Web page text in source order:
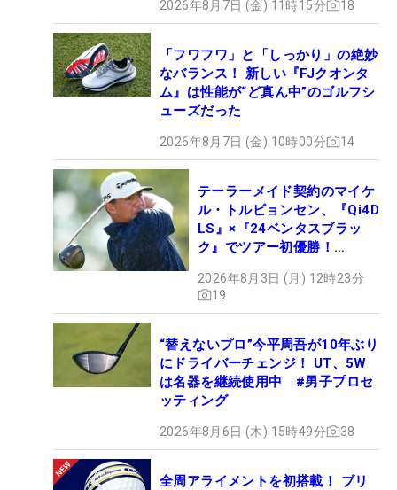
2026年8月7日 (金) 11時15分 18
「フワフワ」と「しっかり」の絶妙
なバランス！ 新しい『FJクオンタ
ム』は性能が“ど真ん中”のゴルフシ
ューズだった
2026年8月7日 (金) 10時00分 14
テーラーメイド契約のマイケ
ル・トルビョンセン、『Qi4D
LS』×『24ベンタスブラッ
ク』でツアー初優勝！
2026年8月3日 (月) 12時23分
19
“替えないプロ”今平周吾が10年ぶり
にドライバーチェンジ！ UT、5W
は名器を継続使用中 #男子プロセ
ッティング
2026年8月6日 (木) 15時49分 38
全周アライメントを初搭載！ ブリ